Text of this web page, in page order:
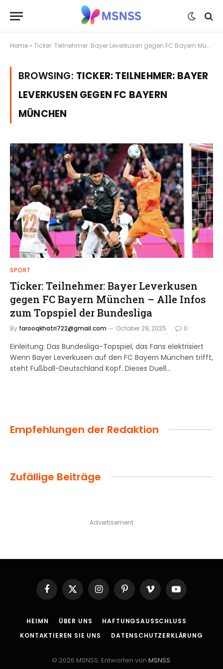
Home » Ticker: Teilnehmer: Bayer Leverkusen gegen FC Bayern München
BROWSING: TICKER: TEILNEHMER: BAYER
LEVERKUSEN GEGEN FC BAYERN
MÜNCHEN
SPORT
Ticker: Teilnehmer: Bayer Leverkusen
gegen FC Bayern München – Alle Infos
zum Topspiel der Bundesliga
By farooqkhatri722@gmail.com October 29, 2025 0
Einleitung: Das Bundesliga-Topspiel, das Fans elektrisiert
Wenn Bayer Leverkusen auf den FC Bayern München trifft,
steht Fußball-Deutschland Kopf. Dieses Duell…
Empfehlungen der Redaktion
Zufällige Beiträge
Advertisement
Facebook
X
(Twitter)
InstagramPinterestVimeo YouTube
HEIMN ÜBER UNS
HAFTUNGSAUSSCHLUSS
KONTAKTIEREN SIE UNS
DATENSCHUTZERKLÄRUNG
© 2026 MSNSS. Entworfen von MSNSS.